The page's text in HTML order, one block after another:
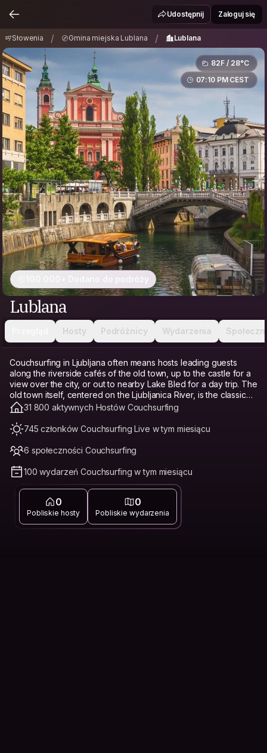
Gmina miejska Lublana / Lublana
Udostępnij Zaloguj się
Słowenia / Gmina miejska Lublana / Lublana
82F / 28°C
07:10 PM CEST
100 000+ Dodano do podróży
Lublana
Hosty Podróżnicy Wydarzenia
Couchsurfing in Ljubljana often means hosts leading guests
along the riverside cafés of the old town, up to the castle for a
view over the city, or out to nearby Lake Bled for a day trip. The
old town itself, centered on the Ljubljanica River, is the classic
base, walkable and pedestrian-friendly with markets and cafés.
Trnovo, just south, offers a quieter, more residential alternative
with a charming canal-side feel. Bežigrad, a bit further from the
center, is more local and affordable, with parks and a calmer
pace. Ljubljana remains one of Europe's more affordable
capitals, and Couchsurfing builds on that as a genuine budget
travel option and hostel alternative, freeing up money for a day
trip to Lake Bled or the surrounding mountains instead of a bed.
Connecting with a local host matters especially here, since
Slovenia's small size means a host can offer genuinely useful
advice for exploring well beyond the capital.
31 800 aktywnych Hostów Couchsurfing
745 członków Couchsurfing Live w tym miesiącu
6 społeczności Couchsurfing
100 wydarzeń Couchsurfing w tym miesiącu
0
Pobliskie hosty
0
Pobliskie wydarzenia